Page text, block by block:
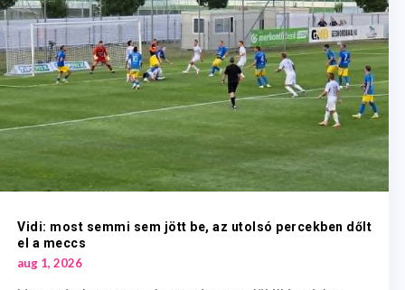
Vidi: most semmi sem jött be, az utolsó percekben dőlt
el a meccs
aug 1, 2026